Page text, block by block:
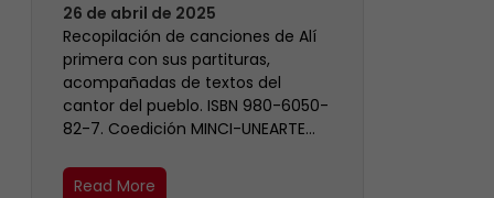
26 de abril de 2025
Recopilación de canciones de Alí
primera con sus partituras,
acompañadas de textos del
cantor del pueblo. ISBN 980-6050-
82-7. Coedición MINCI-UNEARTE…
Read More